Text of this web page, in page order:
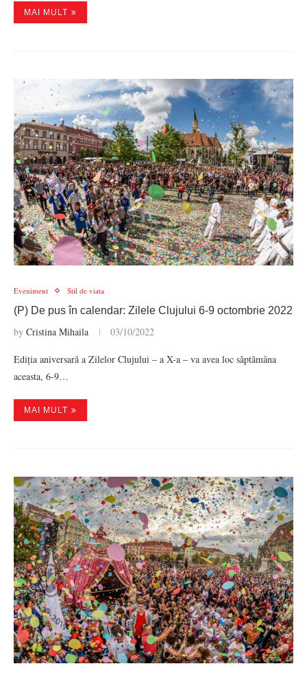
MAI MULT
Eveniment Stil de viata
(P) De pus în calendar: Zilele Clujului 6-9 octombrie 2022
by Cristina Mihaila 03/10/2022
Ediția aniversară a Zilelor Clujului – a X-a – va avea loc săptămâna
aceasta, 6-9…
MAI MULT